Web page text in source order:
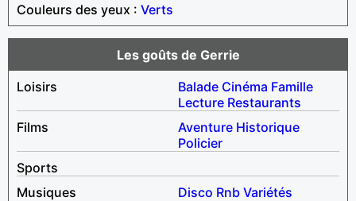
Couleurs des yeux : Verts
Les goûts de Gerrie
Loisirs
Balade Cinéma Famille
Lecture Restaurants
Films
Aventure Historique
Policier
Sports
Musiques
Disco Rnb Variétés